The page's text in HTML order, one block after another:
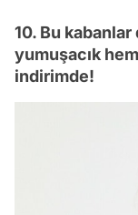
10. Bu
yumuşacık
indirimde!